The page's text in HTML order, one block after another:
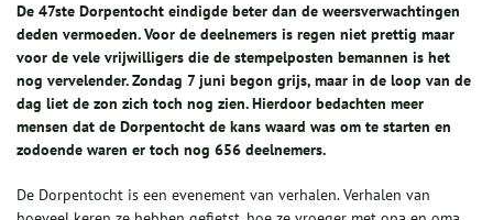
De 47ste Dorpentocht eindigde beter dan de weersverwachtingen
deden vermoeden. Voor de deelnemers is regen niet prettig maar
voor de vele vrijwilligers die de stempelposten bemannen is het
nog vervelender. Zondag 7 juni begon grijs, maar in de loop van de
dag liet de zon zich toch nog zien. Hierdoor bedachten meer
mensen dat de Dorpentocht de kans waard was om te starten en
zodoende waren er toch nog 656 deelnemers.
De Dorpentocht is een evenement van verhalen. Verhalen van